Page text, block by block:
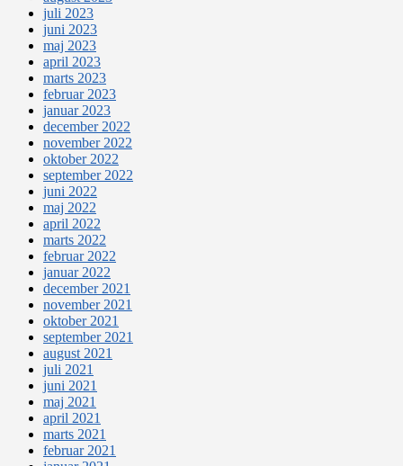
juli 2023
juni 2023
maj 2023
april 2023
marts 2023
februar 2023
januar 2023
december 2022
november 2022
oktober 2022
september 2022
juni 2022
maj 2022
april 2022
marts 2022
februar 2022
januar 2022
december 2021
november 2021
oktober 2021
september 2021
august 2021
juli 2021
juni 2021
maj 2021
april 2021
marts 2021
februar 2021